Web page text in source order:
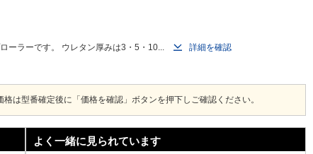
ーラーです。 ウレタン厚みは3・5・10...
詳細を確認
格は型番確定後に「価格を確認」ボタンを押下しご確認ください。
よく一緒に見られています